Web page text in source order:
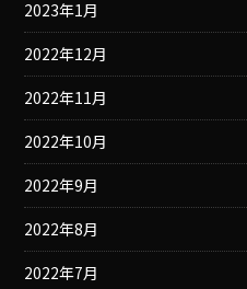
2023年1月
2022年12月
2022年11月
2022年10月
2022年9月
2022年8月
2022年7月